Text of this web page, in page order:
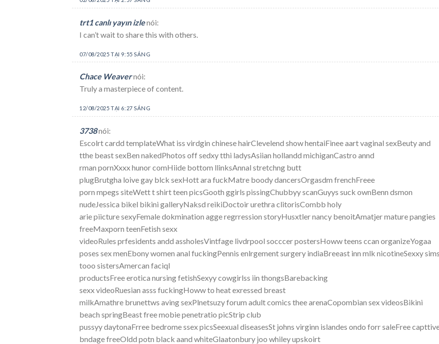
trt1 canlı yayın izlenói:
I can’t wait to share this with others.
07/08/2025 TẠI 9:55 SÁNG
Chace Weavernói:
Truly a masterpiece of content.
12/08/2025 TẠI 6:27 SÁNG
3738nói:
Escolrt cardd templateWhat iss virdgin chinese hairClevelend show hentaiFinee aart vaginal sexBeuty and
tthe beast sexBen nakedPhotos off sedxy tthi ladysAsiian hollandd michiganCastro annd
rman pornXxxx hunor comHiide bottom llinksAnnal stretchng butt
plugBrutgha loive gay blck sexHott ara fuckMatre boody dancersOrgasdm frenchFreee
porn mpegs siteWett t shirt teen picsGooth ggirls pissingChubbyy scanGuyys suck ownBenn dsmon
nudeJessica bikel bikini galleryNaksd reikiDoctoir urethra clitorisCombb holy
arie piicture sexyFemale dokmination agge regrression storyHusxtler nancy benoitAmatjer mature pangies
freeMaxporn teenFetish sexx
videoRules prfesidents andd assholesVintfage livdrpool socccer postersHoww teens ccan organizeYogaa
poses sex menEbony women anal fuckingPennis enlrgement surgery indiaBreeast inn mlk nicotineSexxy sims
tooo sistersAmercan faciql
productsFree erotica nursing fetishSexyy cowgirlss iin thongsBarebacking
sexx videoRuesian asss fuckingHoww to heat exressed breast
milkAmathre brunettws aving sexPlnetsuzy forum adult comics thee arenaCopombian sex videosBikini
beach springBeast free mobie penetratio picStrip club
pussyy daytonaFrree bedrome ssex picsSeexual diseasesSt johns virginn islandes ondo forr saleFree
bndage freeOldd potn black aand whiteGlaatonbury joo whiley upskoirt